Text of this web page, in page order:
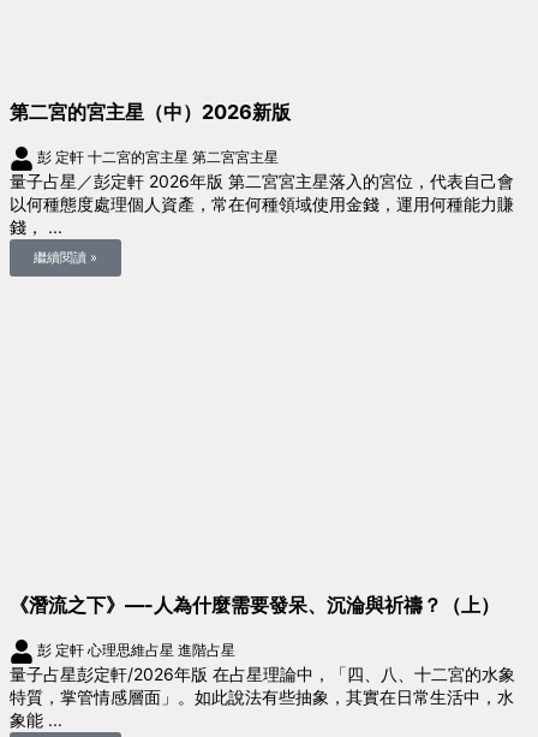
第二宮的宮主星（中）2026新版
彭 定軒 十二宮的宮主星 第二宮宮主星
量子占星／彭定軒 2026年版 第二宮宮主星落入的宮位，代表自己會
以何種態度處理個人資產，常在何種領域使用金錢，運用何種能力賺
錢， ...
繼續閱讀 »
《潛流之下》—-人為什麼需要發呆、沉淪與祈禱？（上）
彭 定軒 心理思維占星 進階占星
量子占星彭定軒/2026年版 在占星理論中，「四、八、十二宮的水象
特質，掌管情感層面」。如此說法有些抽象，其實在日常生活中，水
象能 ...